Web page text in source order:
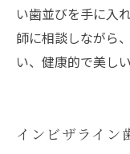
い歯並びを手に入
師に相談しながら
い、健康的で美し
インビザライン